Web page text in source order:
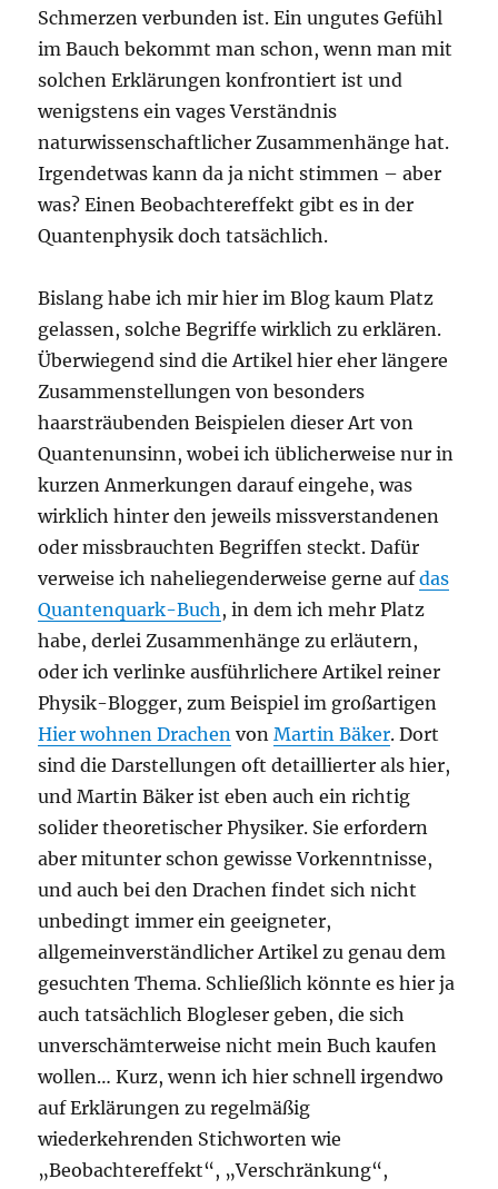
Schmerzen verbunden ist. Ein ungutes Gefühl
im Bauch bekommt man schon, wenn man mit
solchen Erklärungen konfrontiert ist und
wenigstens ein vages Verständnis
naturwissenschaftlicher Zusammenhänge hat.
Irgendetwas kann da ja nicht stimmen – aber
was? Einen Beobachtereffekt gibt es in der
Quantenphysik doch tatsächlich.
Bislang habe ich mir hier im Blog kaum Platz
gelassen, solche Begriffe wirklich zu erklären.
Überwiegend sind die Artikel hier eher längere
Zusammenstellungen von besonders
haarsträubenden Beispielen dieser Art von
Quantenunsinn, wobei ich üblicherweise nur in
kurzen Anmerkungen darauf eingehe, was
wirklich hinter den jeweils missverstandenen
oder missbrauchten Begriffen steckt. Dafür
verweise ich naheliegenderweise gerne aufdas
Quantenquark-Buch, in dem ich mehr Platz
habe, derlei Zusammenhänge zu erläutern,
oder ich verlinke ausführlichere Artikel reiner
Physik-Blogger, zum Beispiel im großartigen
Hier wohnen Drachen vonMartin Bäker. Dort
sind die Darstellungen oft detaillierter als hier,
und Martin Bäker ist eben auch ein richtig
solider theoretischer Physiker. Sie erfordern
aber mitunter schon gewisse Vorkenntnisse,
und auch bei den Drachen findet sich nicht
unbedingt immer ein geeigneter,
allgemeinverständlicher Artikel zu genau dem
gesuchten Thema. Schließlich könnte es hier ja
auch tatsächlich Blogleser geben, die sich
unverschämterweise nicht mein Buch kaufen
wollen… Kurz, wenn ich hier schnell irgendwo
auf Erklärungen zu regelmäßig
wiederkehrenden Stichworten wie
„Beobachtereffekt“, „Verschränkung“,